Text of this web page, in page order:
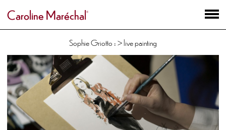
Caroline Maréchal
Sophie Griotto : > live painting